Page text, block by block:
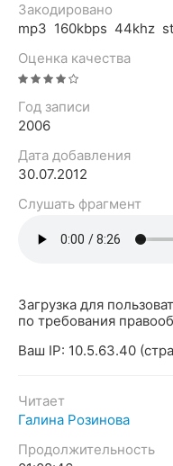
Закодировано
mp3 160kbps 44khz
Оценка качества
Год записи
2006
Дата добавления
30.07.2012
Слушать фрагмент
Загрузка для
по требования
Ваш IP: 10.5.63.40
Читает
Галина Розинова
Продолжительность